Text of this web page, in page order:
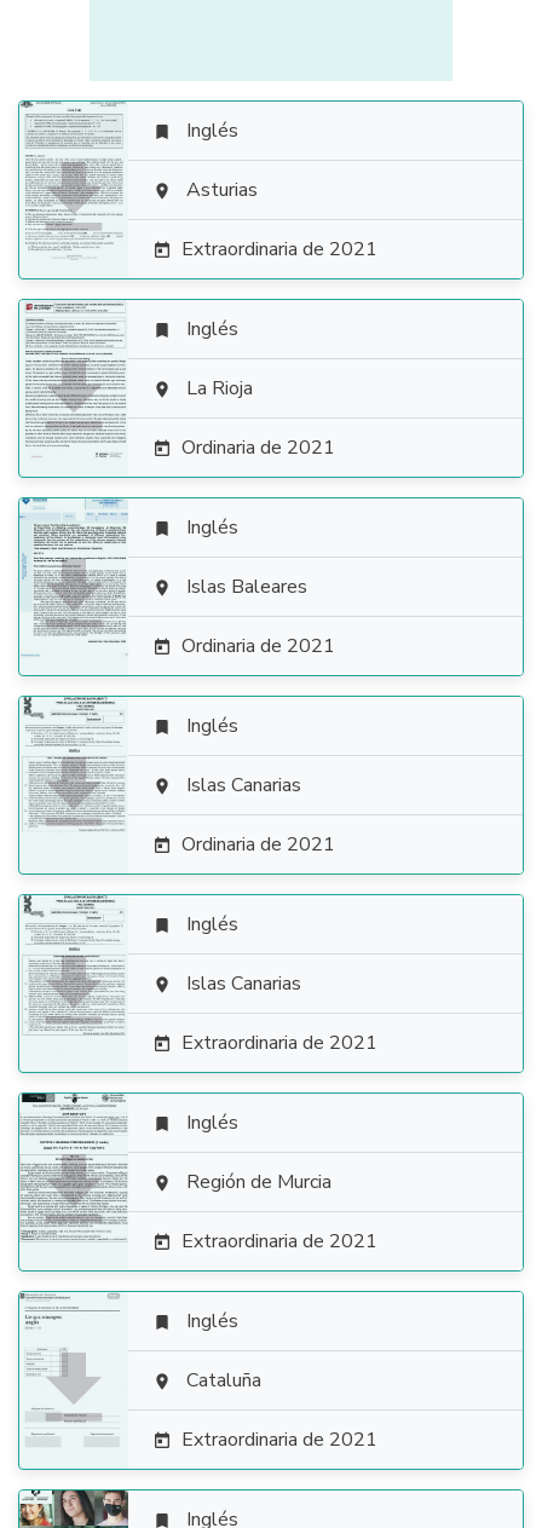

 Inglés
 Asturias
 Extraordinaria de 2021

 Inglés
 La Rioja
 Ordinaria de 2021

 Inglés
 Islas Baleares
 Ordinaria de 2021

 Inglés
 Islas Canarias
 Ordinaria de 2021

 Inglés
 Islas Canarias
 Extraordinaria de 2021

 Inglés
 Región de Murcia
 Extraordinaria de 2021

 Inglés
 Cataluña
 Extraordinaria de 2021
 Inglés